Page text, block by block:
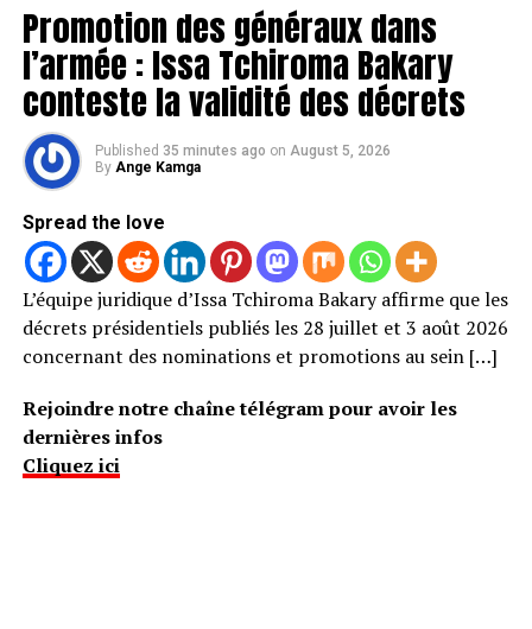
Promotion des généraux dans
l’armée : Issa Tchiroma Bakary
conteste la validité des décrets
Published 35 minutes ago on August 5, 2026
By Ange Kamga
Spread the love
L’équipe juridique d’Issa Tchiroma Bakary affirme que les
décrets présidentiels publiés les 28 juillet et 3 août 2026
concernant des nominations et promotions au sein […]
Rejoindre notre chaîne télégram pour avoir les
dernières infos
Cliquez ici